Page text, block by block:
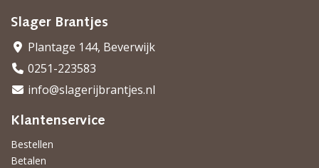
Slager Brantjes
Plantage 144, Beverwijk
0251-223583
info@slagerijbrantjes.nl
Klantenservice
Bestellen
Betalen